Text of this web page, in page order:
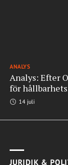
ANALYS
Analys: Efter
för
14 juli
JURIDIK &